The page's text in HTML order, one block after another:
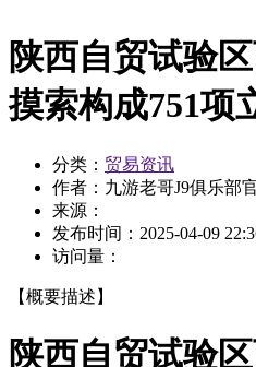
陕西自贸试验
摸索构成751项
分类： 贸易资讯
作者： 九游老哥J9俱乐部
来源：
发布时间： 2025-04-09
访问量：
【概要描述】
陕西自贸试验